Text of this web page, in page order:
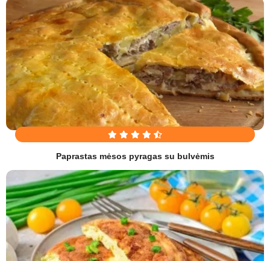
Paprastas mėsos pyragas su bulvėmis